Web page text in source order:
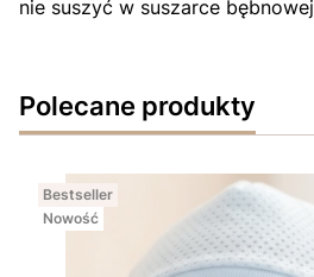
nie suszyć w suszarce bębnowej
Polecane produkty
Bestseller
Nowość